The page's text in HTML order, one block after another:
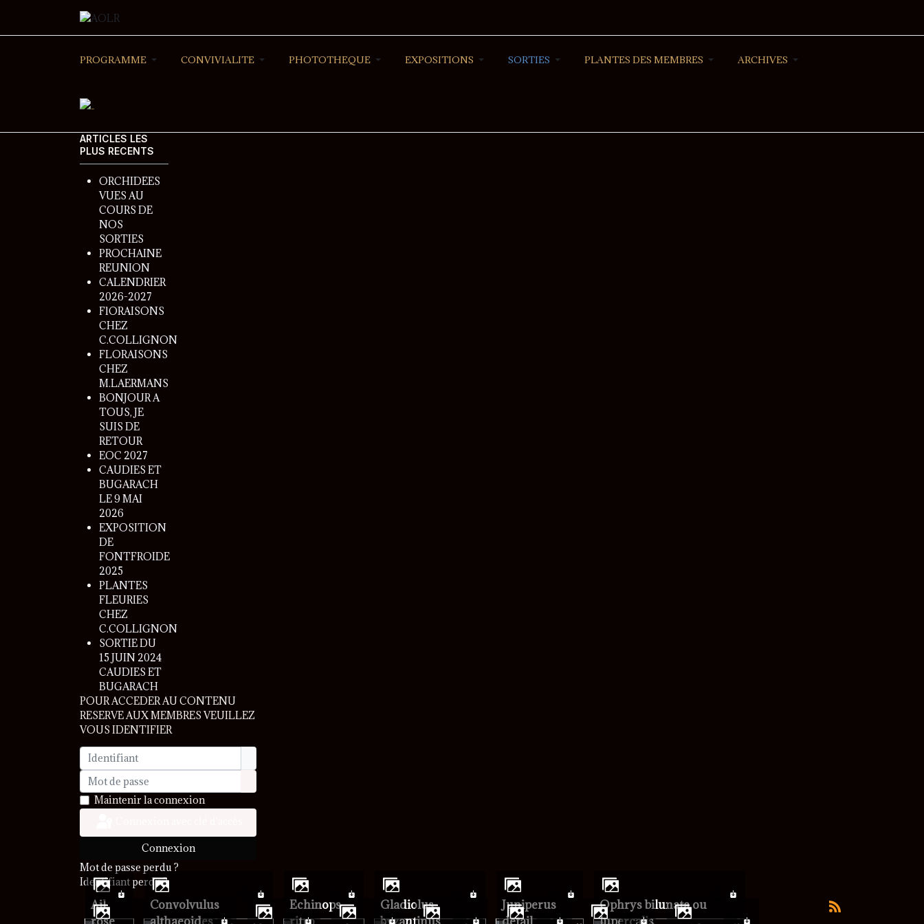
PROGRAMME CONVIVIALITE PHOTOTHEQUE EXPOSITIONS SORTIES PLANTES DES MEMBRES ARCHIVES
ARTICLES LES
PLUS RECENTS
ORCHIDEES
VUES AU
COURS DE
NOS
SORTIES
PROCHAINE
REUNION
CALENDRIER
2026-2027
FlORAISONS
CHEZ
C.COLLIGNON
FLORAISONS
CHEZ
M.LAERMANS
BONJOUR A
TOUS, JE
SUIS DE
RETOUR
EOC 2027
CAUDIES ET
BUGARACH
LE 9 MAI
2026
EXPOSITION
DE
FONTFROIDE
2025
PLANTES
FLEURIES
CHEZ
C.COLLIGNON
SORTIE DU
15 JUIN 2024
CAUDIES ET
BUGARACH
POUR ACCEDER AU CONTENU
RESERVE AUX MEMBRES VEUILLEZ
VOUS IDENTIFIER
Identifiant
Mot de passe
Afficher le mot de passe
Maintenir la connexion
Connexion
Mot de passe perdu ?
Identifiant perdu ?
Ail
Convolvulus
Echinops
Gladiolus
Juniperus
Ophrys bilunata ou